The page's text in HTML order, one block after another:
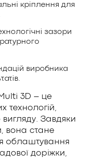
кріплення для
зазори
виробника
3D – це
технологій,
вигляду. Завдяки
вона стане
облаштування
доріжки,